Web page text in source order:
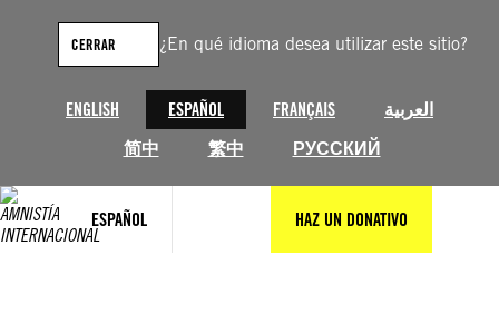
¿En qué idioma desea utilizar este sitio?
ENGLISH ESPAÑOL FRANÇAIS
العربية
简中
繁中 РУССКИЙ
CERRAR
ESPAÑOL HAZ UN DONATIVO
contenido